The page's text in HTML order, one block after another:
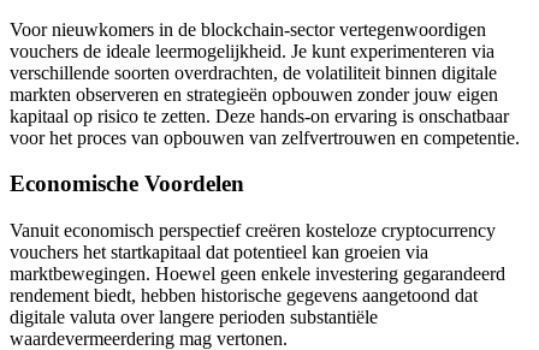
Voor nieuwkomers in de blockchain-sector vertegenwoordigen
vouchers de ideale leermogelijkheid. Je kunt experimenteren via
verschillende soorten overdrachten, de volatiliteit binnen digitale
markten observeren en strategieën opbouwen zonder jouw eigen
kapitaal op risico te zetten. Deze hands-on ervaring is onschatbaar
voor het proces van opbouwen van zelfvertrouwen en competentie.
Economische Voordelen
Vanuit economisch perspectief creëren kosteloze cryptocurrency
vouchers het startkapitaal dat potentieel kan groeien via
marktbewegingen. Hoewel geen enkele investering gegarandeerd
rendement biedt, hebben historische gegevens aangetoond dat
digitale valuta over langere perioden substantiële
waardevermeerdering mag vertonen.